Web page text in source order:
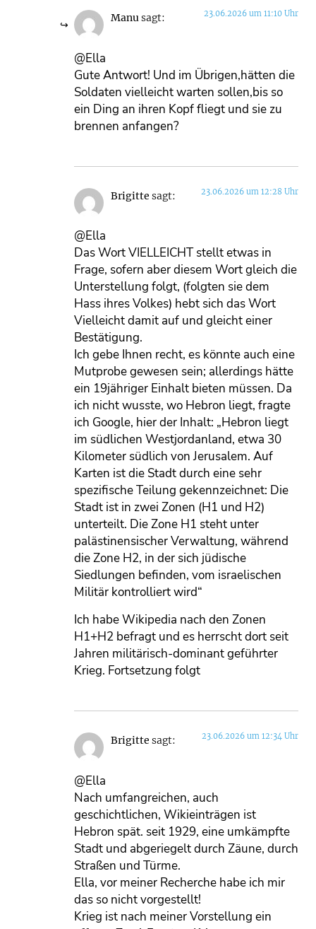
Manusagt: 23.06.2026 um 11:10 Uhr
@Ella
Gute Antwort! Und im Übrigen,hätten die
Soldaten vielleicht warten sollen,bis so
ein Ding an ihren Kopf fliegt und sie zu
brennen anfangen?
Brigitte sagt: 23.06.2026 um 12:28 Uhr
@Ella
Das Wort VIELLEICHT stellt etwas in
Frage, sofern aber diesem Wort gleich die
Unterstellung folgt, (folgten sie dem
Hass ihres Volkes) hebt sich das Wort
Vielleicht damit auf und gleicht einer
Bestätigung.
Ich gebe Ihnen recht, es könnte auch eine
Mutprobe gewesen sein; allerdings hätte
ein 19jähriger Einhalt bieten müssen. Da
ich nicht wusste, wo Hebron liegt, fragte
ich Google, hier der Inhalt: „Hebron liegt
im südlichen Westjordanland, etwa 30
Kilometer südlich von Jerusalem. Auf
Karten ist die Stadt durch eine sehr
spezifische Teilung gekennzeichnet: Die
Stadt ist in zwei Zonen (H1 und H2)
unterteilt. Die Zone H1 steht unter
palästinensischer Verwaltung, während
die Zone H2, in der sich jüdische
Siedlungen befinden, vom israelischen
Militär kontrolliert wird“
Ich habe Wikipedia nach den Zonen
H1+H2 befragt und es herrscht dort seit
Jahren militärisch-dominant geführter
Krieg. Fortsetzung folgt
Brigitte sagt: 23.06.2026 um 12:34 Uhr
@Ella
Nach umfangreichen, auch
geschichtlichen, Wikieinträgen ist
Hebron spät. seit 1929, eine umkämpfte
Stadt und abgeriegelt durch Zäune, durch
Straßen und Türme.
Ella, vor meiner Recherche habe ich mir
das so nicht vorgestellt!
Krieg ist nach meiner Vorstellung ein